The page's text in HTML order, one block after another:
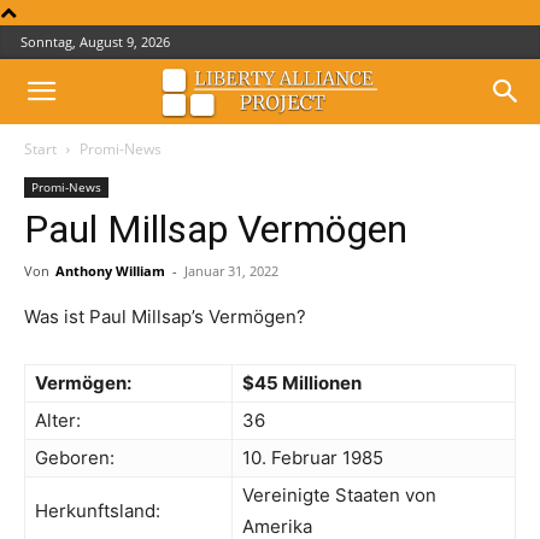
Sonntag, August 9, 2026
Start Promi-News
Promi-News
Paul Millsap Vermögen
Von Anthony William - Januar 31, 2022
Was ist Paul Millsap’s Vermögen?
Vermögen:
$45 Millionen
Alter:
36
Geboren:
10. Februar 1985
Herkunftsland:
Vereinigte Staaten von
Amerika